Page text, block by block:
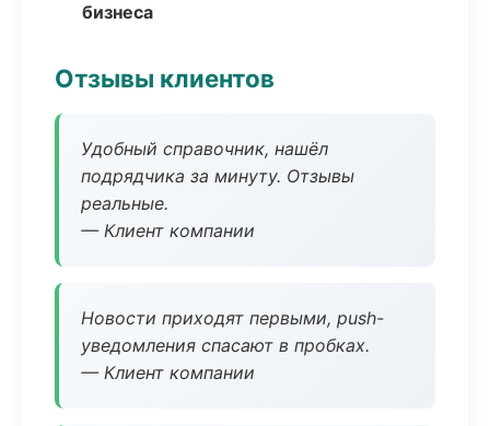
бизнеса
Отзывы клиентов
Удобный справочник, нашёл
подрядчика за минуту. Отзывы
реальные.
— Клиент компании
Новости приходят первыми, push-
уведомления спасают в пробках.
— Клиент компании